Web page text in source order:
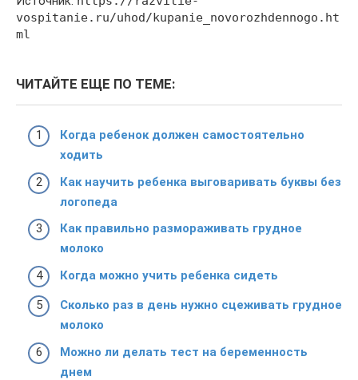
vospitanie.ru/uhod/kupanie_novorozhdennogo.ht
ml
ЧИТАЙТЕ ЕЩЕ ПО ТЕМЕ:
Когда ребенок должен самостоятельно
ходить
Как научить ребенка выговаривать буквы без
логопеда
Как правильно размораживать грудное
молоко
Когда можно учить ребенка сидеть
Сколько раз в день нужно сцеживать грудное
молоко
Можно ли делать тест на беременность
днем